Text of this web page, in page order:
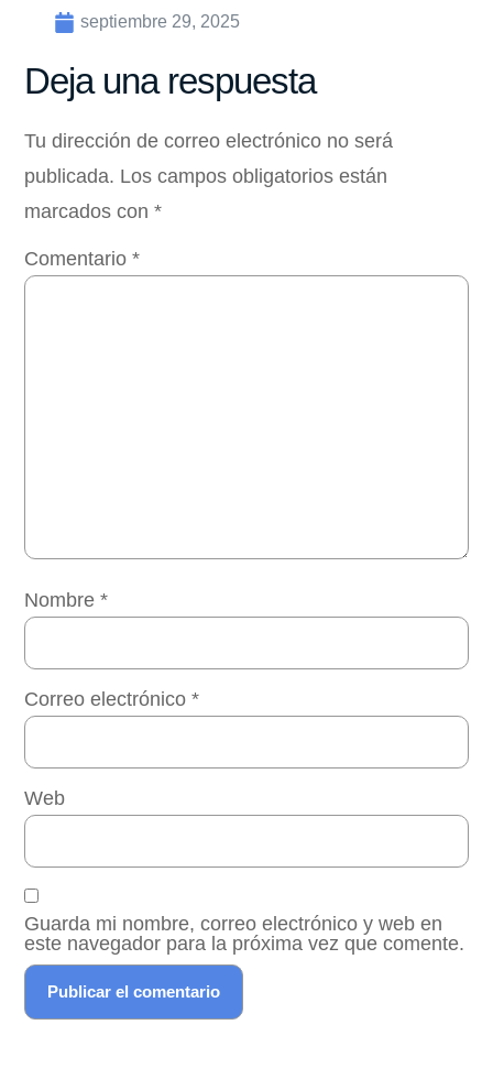
septiembre 29, 2025
Deja una respuesta
Tu dirección de correo electrónico no será
publicada. Los campos obligatorios están
marcados con*
Comentario*
Nombre*
Correo electrónico*
Web
Guarda mi nombre, correo electrónico y web en
este navegador para la próxima vez que comente.